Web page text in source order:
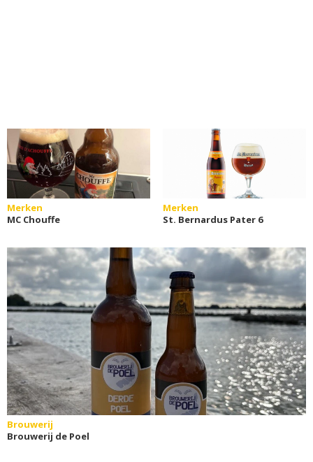
Merken
MC Chouffe
Merken
St. Bernardus Pater 6
Brouwerij
Brouwerij de Poel